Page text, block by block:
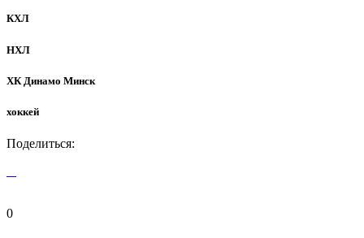
КХЛ
НХЛ
ХК Динамо Минск
хоккей
Поделиться:
0